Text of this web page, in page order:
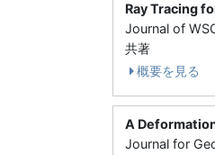
Ray Tracing
Journal of
共著
概要を見る
A
Journal for